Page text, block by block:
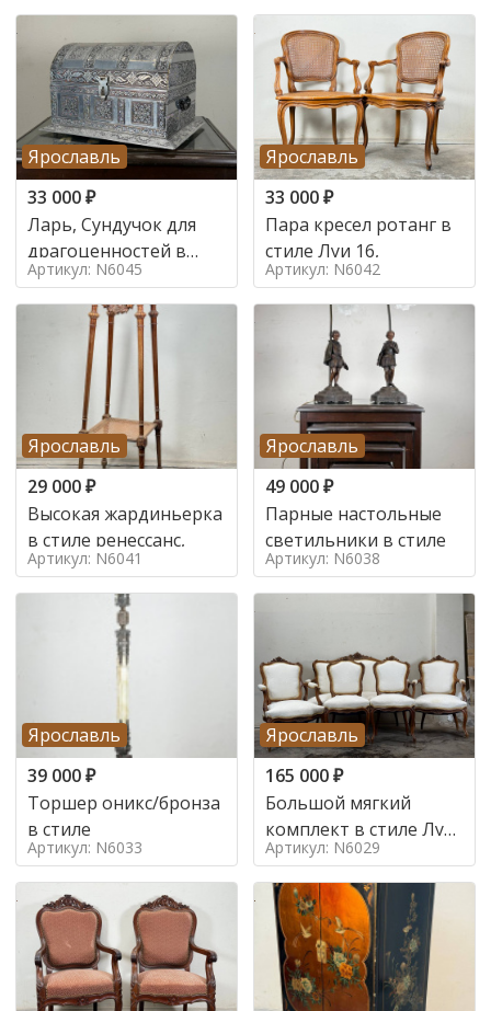
Ярославль
33 000₽
Ларь, Сундучок для
драгоценностей в
стиле
Артикул: N6045
Ярославль
33 000₽
Пара кресел ротанг в
стиле Луи 16,
Артикул: N6042
Ярославль
29 000₽
Высокая жардиньерка
в стиле ренессанс,
Артикул: N6041
Ярославль
49 000₽
Парные настольные
светильники в стиле
Артикул: N6038
Ярославль
39 000₽
Торшер оникс/бронза
в стиле
Артикул: N6033
Ярославль
165 000₽
Большой мягкий
комплект в стиле Луи
в стиле
Артикул: N6029